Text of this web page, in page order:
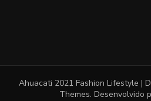
Ahuacati 2021 Fashion Lifestyle |
Themes. Desenvolvido